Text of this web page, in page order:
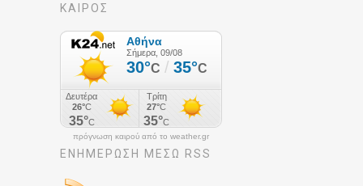
ΚΑΙΡΟΣ
πρόγνωση καιρού από το weather.gr
ΕΝΗΜΈΡΩΣΉ ΜΕΣΩ RSS